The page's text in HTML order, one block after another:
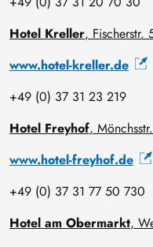
Hotel Kreller, Fischerstr.
www.hotel-kreller.de
+49 (0) 37 31 23 219
Hotel Freyhof,
www.hotel-freyhof.de
+49 (0) 37 31 77 50 730
Hotel am Obermarkt,